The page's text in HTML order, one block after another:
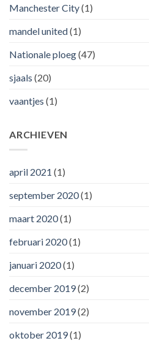
Manchester City(1)
mandel united(1)
Nationale ploeg(47)
sjaals (20)
vaantjes (1)
ARCHIEVEN
april 2021 (1)
september 2020(1)
maart 2020(1)
februari 2020(1)
januari 2020(1)
december 2019(2)
november 2019(2)
oktober 2019(1)